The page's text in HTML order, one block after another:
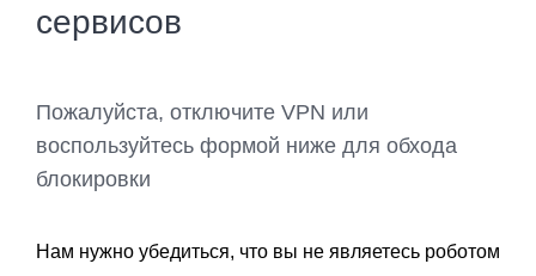
сервисов
Пожалуйста, отключите VPN или
воспользуйтесь формой ниже для обхода
блокировки
Нам нужно убедиться, что вы не являетесь роботом